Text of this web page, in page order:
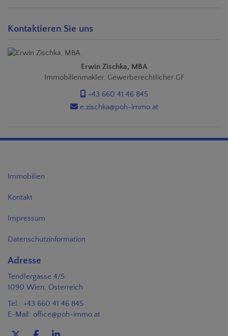
Kontaktieren Sie uns
Erwin Zischka, MBA
Immobilienmakler, Gewerberechtlicher GF
+43 660 41 46 845
e.zischka@poh-immo.at
Immobilien
Kontakt
Impressum
Datenschutzinformation
Adresse
Tendlergasse 4/5
1090 Wien, Österreich
Tel.: +43 660 41 46 845
E-Mail: office@poh-immo.at